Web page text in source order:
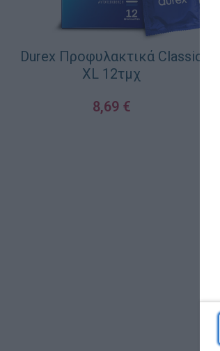
Durex Προφυλακτικά Classic
XL 12τμχ
8,69 €